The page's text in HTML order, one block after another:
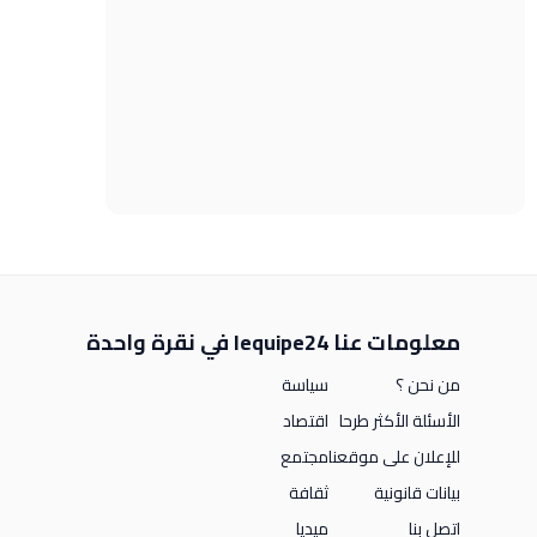
معلومات عنا
من نحن ؟
الأسئلة الأكثر طرحا
للإعلان على موقعنا
بيانات قانونية
اتصل بنا
lequipe24 في نقرة واحدة
سياسة
اقتصاد
مجتمع
ثقافة
ميديا